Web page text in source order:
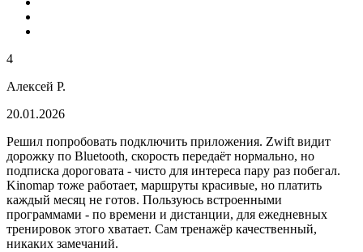
4
Алексей Р.
20.01.2026
Решил попробовать подключить приложения. Zwift видит
дорожку по Bluetooth, скорость передаёт нормально, но
подписка дороговата - чисто для интереса пару раз побегал.
Kinomap тоже работает, маршруты красивые, но платить
каждый месяц не готов. Пользуюсь встроенными
программами - по времени и дистанции, для ежедневных
тренировок этого хватает. Сам тренажёр качественный,
никаких замечаний.